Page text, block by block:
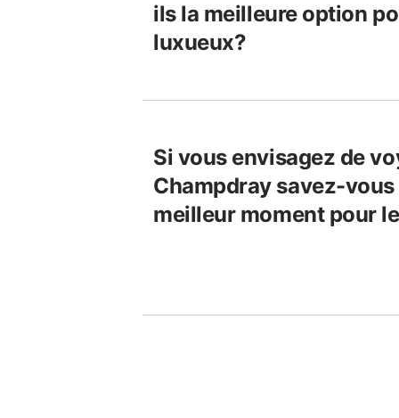
ils la meilleure option
luxueux?
Si vous envisagez de
Champdray savez-
meilleur moment pour